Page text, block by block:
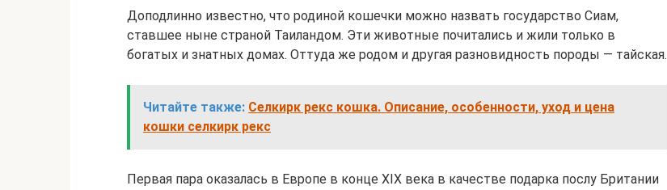
Доподлинно известно, что родиной кошечки можно назвать государство Сиам,
ставшее ныне страной Таиландом. Эти животные почитались и жили только в
богатых и знатных домах. Оттуда же родом и другая разновидность породы — тайская.
Читайте также: Селкирк рекс кошка. Описание, особенности, уход и цена
кошки селкирк рекс
Первая пара оказалась в Европе в конце XIX века в качестве подарка послу Британии